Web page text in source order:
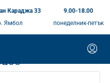
Караджа 33
Ямбол
9.00-18.00
понеделник-петък